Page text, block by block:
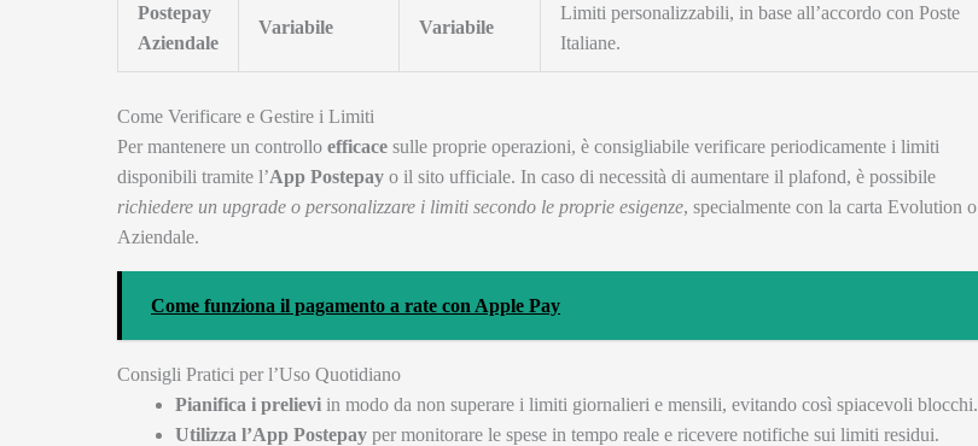
Postepay
Aziendale
Variabile Variabile
Limiti personalizzabili, in base all’accordo con Poste
Italiane.
Come Verificare e Gestire i Limiti
Per mantenere un controllo efficace sulle proprie operazioni, è consigliabile verificare periodicamente i limiti
disponibili tramite l’App Postepay o il sito ufficiale. In caso di necessità di aumentare il plafond, è possibile
richiedere un upgrade o personalizzare i limiti secondo le proprie esigenze, specialmente con la carta Evolution o
Aziendale.
Come funziona il pagamento a rate con Apple Pay
Consigli Pratici per l’Uso Quotidiano
Pianifica i prelievi in modo da non superare i limiti giornalieri e mensili, evitando così spiacevoli blocchi.
Utilizza l’App Postepay per monitorare le spese in tempo reale e ricevere notifiche sui limiti residui.